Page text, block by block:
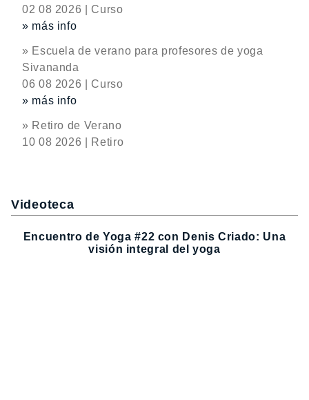
02 08 2026 | Curso
» más info
» Escuela de verano para profesores de yoga
Sivananda
06 08 2026 | Curso
» más info
» Retiro de Verano
10 08 2026 | Retiro
Videoteca
Encuentro de Yoga #22 con Denis Criado: Una
visión integral del yoga